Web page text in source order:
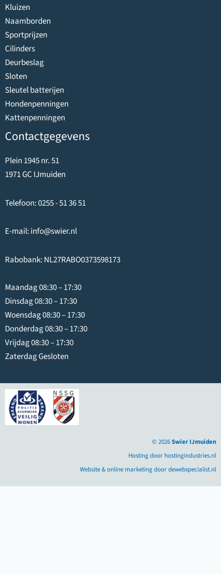
Kluizen
Naamborden
Sportprijzen
Cilinders
Deurbeslag
Sloten
Sleutel batterijen
Hondenpenningen
Kattenpenningen
Contactgegevens
Plein 1945 nr. 51
1971 GC IJmuiden
Telefoon:0255 - 51 36 51
E-mail: info@swier.nl
Rabobank: NL27RABO0373598173
Maandag 08:30 – 17:30
Dinsdag 08:30 – 17:30
Woensdag 08:30 – 17:30
Donderdag 08:30 – 17:30
Vrijdag 08:30 – 17:30
Zaterdag Gesloten
© 2026Swier IJmuiden
Hosting door hostingindustries.nl
Website & online marketing door dewebspecialist.nl